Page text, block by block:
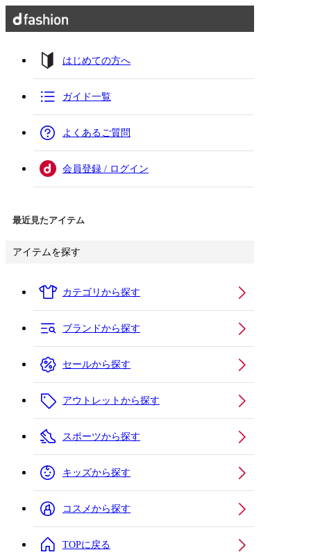
はじめての方へ
ガイド一覧
よくあるご質問
会員登録 / ログイン
最近見たアイテム
アイテムを探す
カテゴリから探す
ブランドから探す
セールから探す
アウトレットから探す
スポーツから探す
キッズから探す
コスメから探す
TOPに戻る